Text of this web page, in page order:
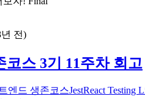
전)
코스 3기 11주차 회고
엔드 생존코스JestReact Testing